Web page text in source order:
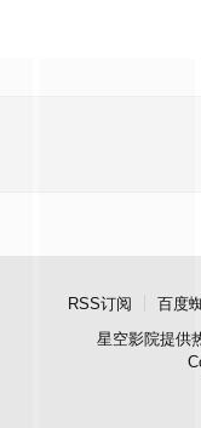
RSS订阅 百度
星空影院提供